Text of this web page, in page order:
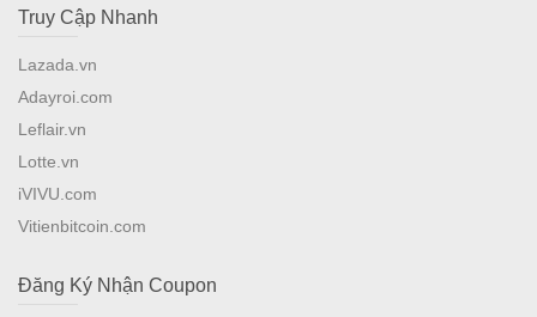
Truy Cập Nhanh
Lazada.vn
Adayroi.com
Leflair.vn
Lotte.vn
iVIVU.com
Vitienbitcoin.com
Đăng Ký Nhận Coupon